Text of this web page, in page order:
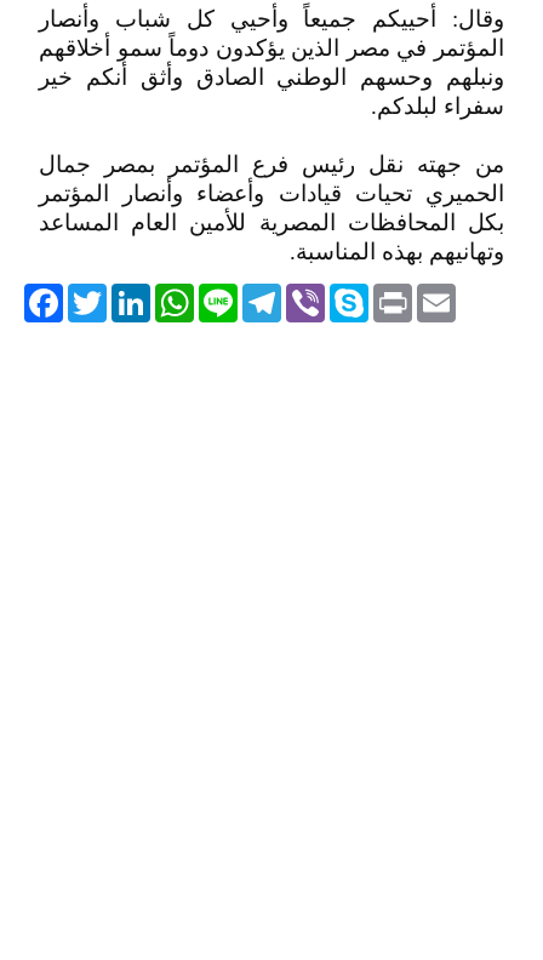
وقال: أحييكم جميعاً وأحيي كل شباب وأنصار
المؤتمر في مصر الذين يؤكدون دوماً سمو أخلاقهم
ونبلهم وحسهم الوطني الصادق وأثق أنكم خير
سفراء لبلدكم.
من جهته نقل رئيس فرع المؤتمر بمصر جمال
الحميري تحيات قيادات وأعضاء وأنصار المؤتمر
بكل المحافظات المصرية للأمين العام المساعد
وتهانيهم بهذه المناسبة.
TwitterLinkedIn
WhatsApp Line
Telegram ViberSkype PrintEmail